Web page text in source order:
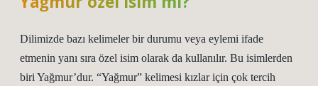
Dilimizde bazı kelimeler bir durumu veya eylemi ifade
etmenin yanı sıra özel isim olarak da kullanılır. Bu isimlerden
biri Yağmur’dur. “Yağmur” kelimesi kızlar için çok tercih